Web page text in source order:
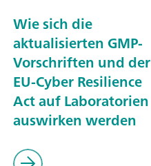
Wie sich die
aktualisierten GMP-
Vorschriften und der
EU-Cyber Resilience
Act auf Laboratorien
auswirken werden